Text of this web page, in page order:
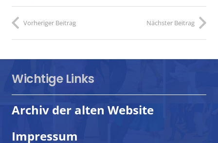
Vorheriger Beitrag Nächster Beitrag
Wichtige Links
Archiv der alten Website
Impressum